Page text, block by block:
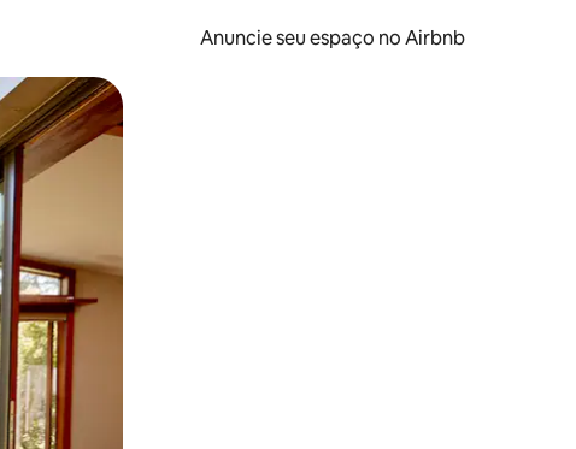
Anuncie seu espaço no Airbnb
e deslizando o dedo na tela.